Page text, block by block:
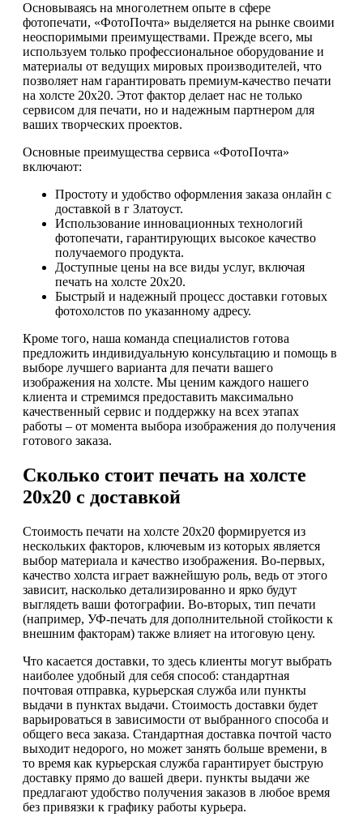
Основываясь на многолетнем опыте в сфере
фотопечати, «ФотоПочта» выделяется на рынке своими
неоспоримыми преимуществами. Прежде всего, мы
используем только профессиональное оборудование и
материалы от ведущих мировых производителей, что
позволяет нам гарантировать премиум-качество печати
на холсте 20х20. Этот фактор делает нас не только
сервисом для печати, но и надежным партнером для
ваших творческих проектов.
Основные преимущества сервиса «ФотоПочта»
включают:
Простоту и удобство оформления заказа онлайн с
доставкой в г Златоуст.
Использование инновационных технологий
фотопечати, гарантирующих высокое качество
получаемого продукта.
Доступные цены на все виды услуг, включая
печать на холсте 20х20.
Быстрый и надежный процесс доставки готовых
фотохолстов по указанному адресу.
Кроме того, наша команда специалистов готова
предложить индивидуальную консультацию и помощь в
выборе лучшего варианта для печати вашего
изображения на холсте. Мы ценим каждого нашего
клиента и стремимся предоставить максимально
качественный сервис и поддержку на всех этапах
работы – от момента выбора изображения до получения
готового заказа.
Сколько стоит печать на холсте
20х20 с доставкой
Стоимость печати на холсте 20х20 формируется из
нескольких факторов, ключевым из которых является
выбор материала и качество изображения. Во-первых,
качество холста играет важнейшую роль, ведь от этого
зависит, насколько детализированно и ярко будут
выглядеть ваши фотографии. Во-вторых, тип печати
(например, УФ-печать для дополнительной стойкости к
внешним факторам) также влияет на итоговую цену.
Что касается доставки, то здесь клиенты могут выбрать
наиболее удобный для себя способ: стандартная
почтовая отправка, курьерская служба или пункты
выдачи в пунктах выдачи. Стоимость доставки будет
варьироваться в зависимости от выбранного способа и
общего веса заказа. Стандартная доставка почтой часто
выходит недорого, но может занять больше времени, в
то время как курьерская служба гарантирует быструю
доставку прямо до вашей двери. пункты выдачи же
предлагают удобство получения заказов в любое время
без привязки к графику работы курьера.